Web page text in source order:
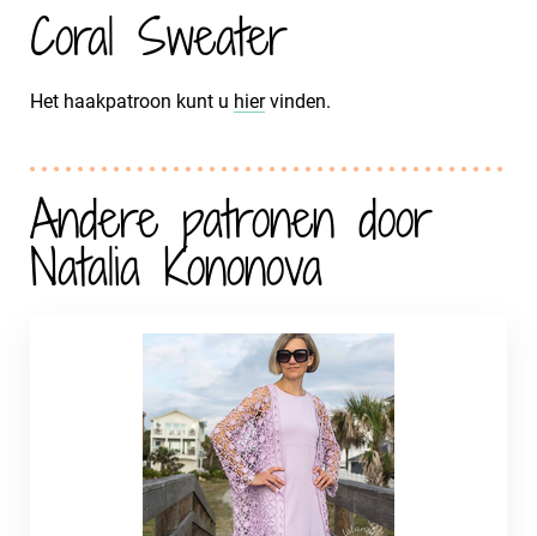
Coral Sweater
Het haakpatroon kunt u hiervinden.
Andere patronen door
Natalia Kononova